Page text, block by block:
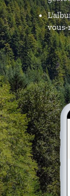
vous-